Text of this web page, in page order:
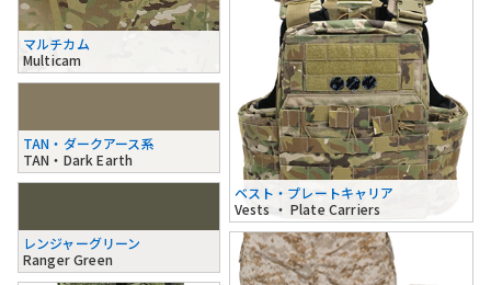
マルチカム
Multicam
TAN・ダークアース系
TAN・Dark Earth
レンジャーグリーン
Ranger Green
ベスト・プレートキャリア
Vests ・ Plate Carriers